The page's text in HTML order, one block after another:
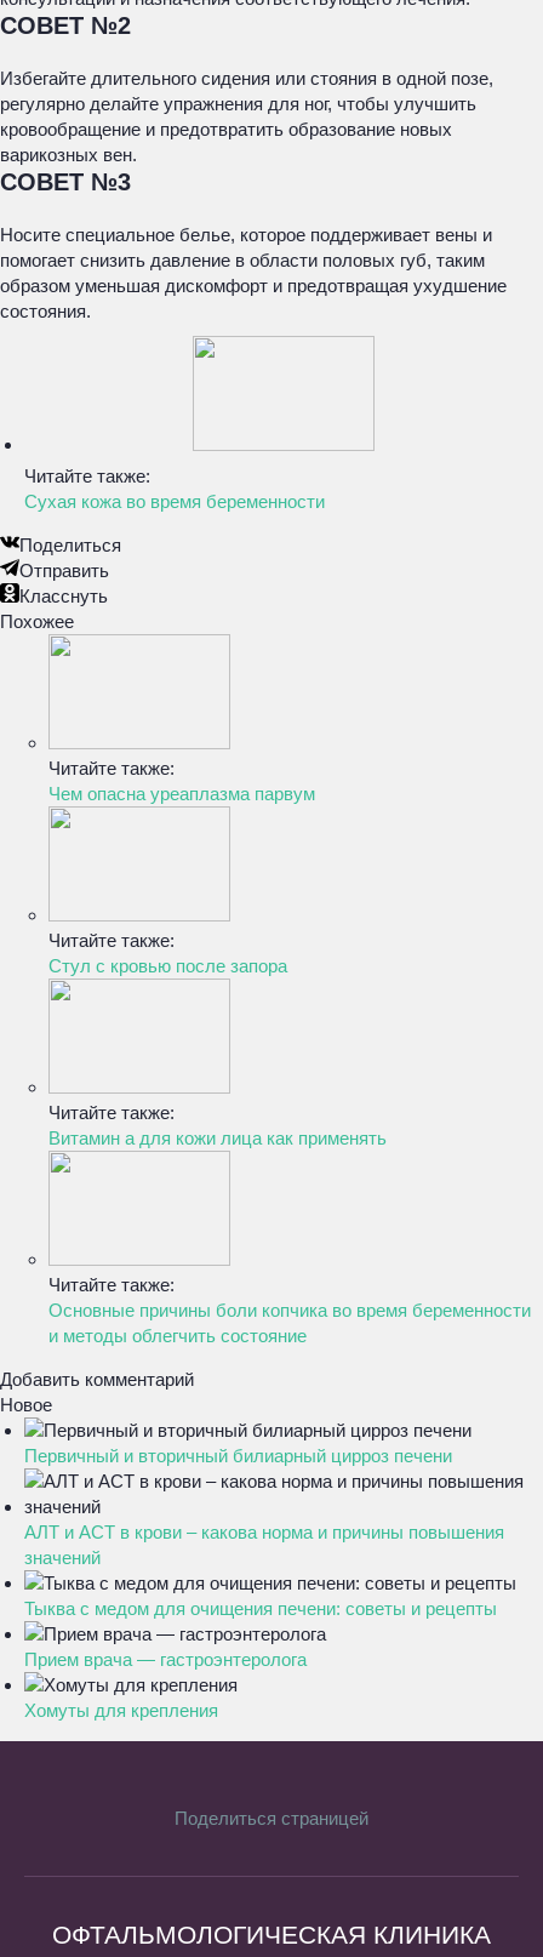
СОВЕТ №2
Избегайте длительного сидения или стояния в одной позе,
регулярно делайте упражнения для ног, чтобы улучшить
кровообращение и предотвратить образование новых
варикозных вен.
СОВЕТ №3
Носите специальное белье, которое поддерживает вены и
помогает снизить давление в области половых губ, таким
образом уменьшая дискомфорт и предотвращая ухудшение
состояния.
Читайте также:
Сухая кожа во время беременности
Поделиться
Отправить
Класснуть
Похожее
Читайте также:
Чем опасна уреаплазма парвум
Читайте также:
Стул с кровью после запора
Читайте также:
Витамин а для кожи лица как применять
Читайте также:
Основные причины боли копчика во время беременности
и методы облегчить состояние
Добавить комментарий
Новое
Первичный и вторичный билиарный цирроз печени
АЛТ и АСТ в крови – какова норма и причины повышения
значений
Тыква с медом для очищения печени: советы и рецепты
Прием врача — гастроэнтеролога
Хомуты для крепления
Поделиться страницей
ОФТАЛЬМОЛОГИЧЕСКАЯ КЛИНИКА